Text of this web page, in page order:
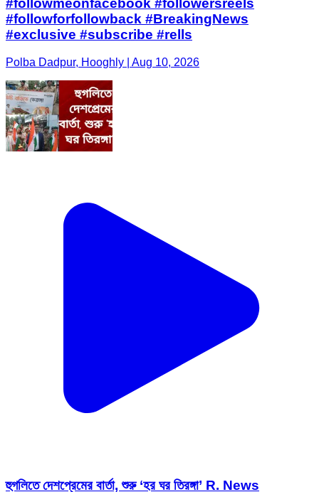
#followmeonfacebook #followersreels
#followforfollowback #BreakingNews
#exclusive #subscribe #rells
Polba Dadpur, Hooghly | Aug 10, 2026
হুগলিতে দেশপ্রেমের বার্তা, শুরু ‘হর ঘর তিরঙ্গা’ R. News